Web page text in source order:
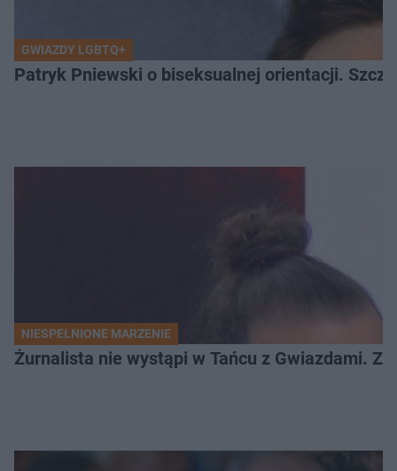
GWIAZDY LGBTQ+
Patryk Pniewski o biseksualnej orientacji.
NIESPEŁNIONE MARZENIE
Żurnalista nie wystąpi w Tańcu z Gwiazdami.